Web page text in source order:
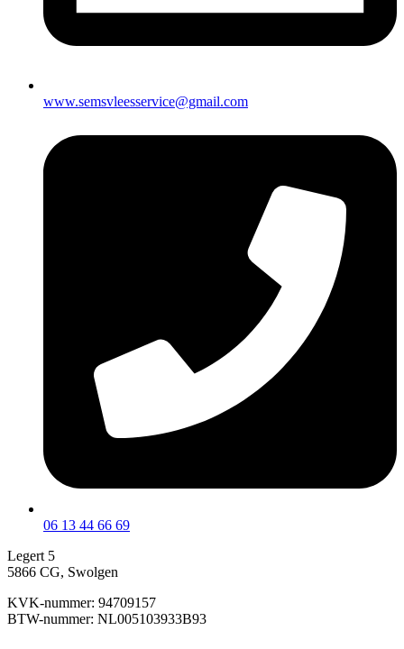
www.semsvleesservice@gmail.com
06 13 44 66 69
Legert 5
5866 CG, Swolgen
KVK-nummer: 94709157
BTW-nummer: NL005103933B93